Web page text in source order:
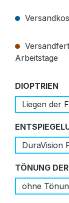
Arbeitstage
DIOPTRIEN
Liegen der
DuraVision
TÖNUNG
ohne